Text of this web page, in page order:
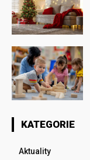
KATEGORIE
Aktuality